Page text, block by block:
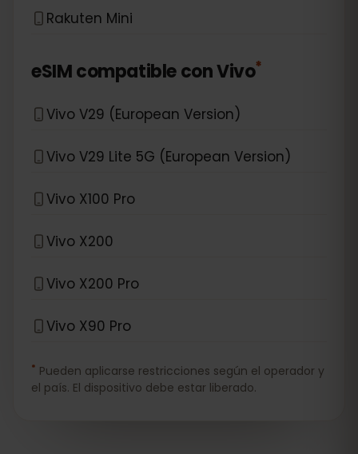
Rakuten Mini
eSIM compatible conVivo*
Vivo V29 (European Version)
Vivo V29 Lite 5G (European Version)
Vivo X100 Pro
Vivo X200
Vivo X200 Pro
Vivo X90 Pro
* Pueden aplicarse restricciones según el operador y
el país. El dispositivo debe estar liberado.